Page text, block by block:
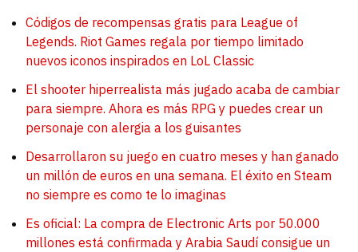
Códigos de recompensas gratis para League of
Legends. Riot Games regala por tiempo limitado
nuevos iconos inspirados en LoL Classic
El shooter hiperrealista más jugado acaba de cambiar
para siempre. Ahora es más RPG y puedes crear un
personaje con alergia a los guisantes
Desarrollaron su juego en cuatro meses y han ganado
un millón de euros en una semana. El éxito en Steam
no siempre es como te lo imaginas
Es oficial: La compra de Electronic Arts por 50.000
millones está confirmada y Arabia Saudí consigue un